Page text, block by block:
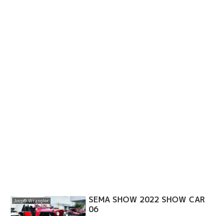
Jeep® Wrangler
SEMA SHOW 2022 SHOW CAR
06